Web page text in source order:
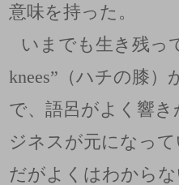
意味を持った。
いまでも生き残っ
knees”（ハチの膝
で、語呂がよく響
ジネスが元になっ
だがよくはわから